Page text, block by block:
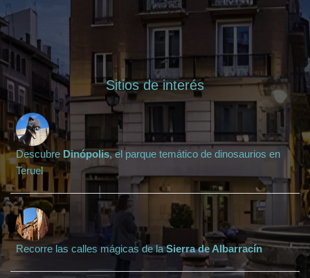
Sitios de interés
Descubre Dinópolis, el parque temático de dinosaurios en
Teruel
Recorre las calles mágicas de laSierra de Albarracín